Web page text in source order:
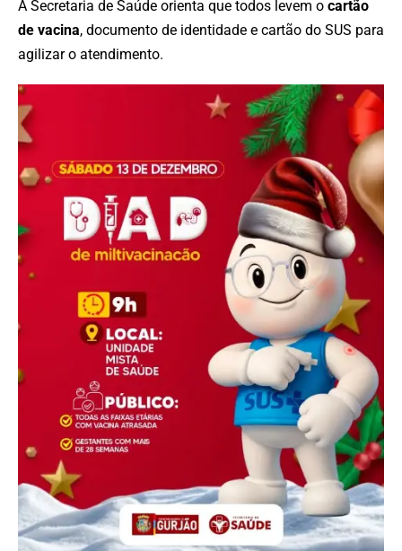
A Secretaria de Saúde orienta que todos levem o cartão
de vacina, documento de identidade e cartão do SUS para
agilizar o atendimento.